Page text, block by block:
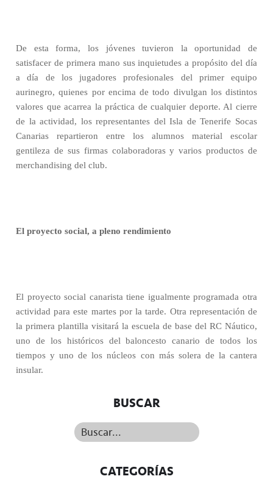
De esta forma, los jóvenes tuvieron la oportunidad de
satisfacer de primera mano sus inquietudes a propósito del día
a día de los jugadores profesionales del primer equipo
aurinegro, quienes por encima de todo divulgan los distintos
valores que acarrea la práctica de cualquier deporte. Al cierre
de la actividad, los representantes del Isla de Tenerife Socas
Canarias repartieron entre los alumnos material escolar
gentileza de sus firmas colaboradoras y varios productos de
merchandising del club.
El proyecto social, a pleno rendimiento
El proyecto social canarista tiene igualmente programada otra
actividad para este martes por la tarde. Otra representación de
la primera plantilla visitará la escuela de base del RC Náutico,
uno de los históricos del baloncesto canario de todos los
tiempos y uno de los núcleos con más solera de la cantera
insular.
BUSCAR
Buscar...
CATEGORÍAS